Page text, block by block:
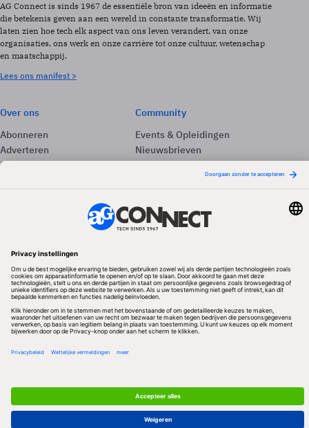
AG Connect is sinds 1967 de essentiële bron van ideeën en informatie
die betekenis geven aan een wereld in constante transformatie. Wij
laten zien hoe tech elk aspect van ons leven verandert, van onze
organisaties, ons werk en onze carrière tot onze cultuur, wetenschap
en maatschappij.
Lees ons manifest >
Over ons
Abonneren
Adverteren
Contact
Community
Events & Opleidingen
Nieuwsbrieven
Vacatures
Redactionele partner